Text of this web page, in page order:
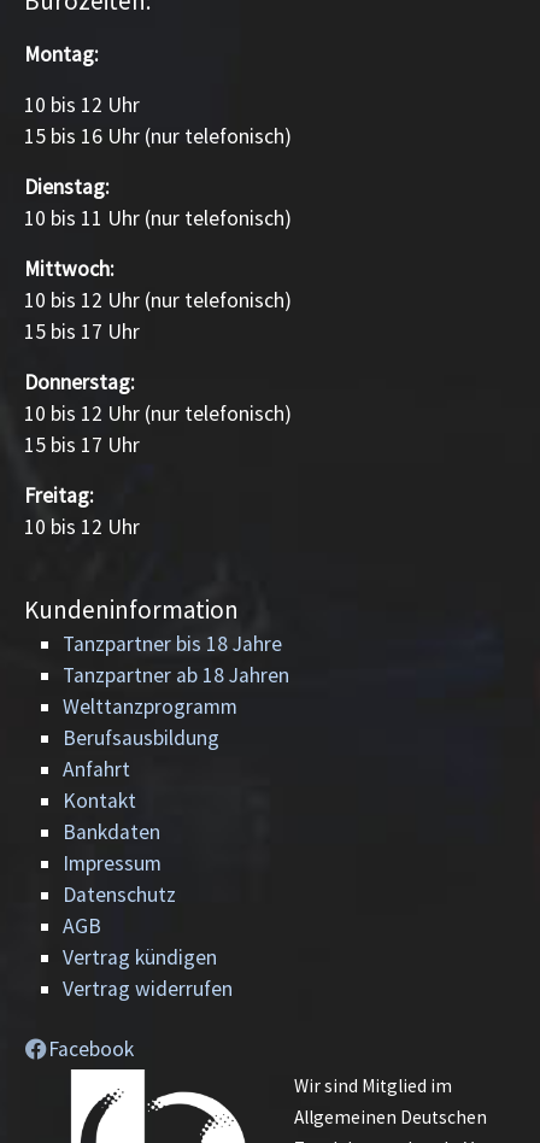
Montag:
10 bis 12 Uhr
15 bis 16 Uhr (nur telefonisch)
Dienstag:
10 bis 11 Uhr (nur telefonisch)
Mittwoch:
10 bis 12 Uhr (nur telefonisch)
15 bis 17 Uhr
Donnerstag:
10 bis 12 Uhr (nur telefonisch)
15 bis 17 Uhr
Freitag:
10 bis 12 Uhr
Kundeninformation
Tanzpartner bis 18 Jahre
Tanzpartner ab 18 Jahren
Welttanzprogramm
Berufsausbildung
Anfahrt
Kontakt
Bankdaten
Impressum
Datenschutz
AGB
Vertrag kündigen
Vertrag widerrufen
Facebook
Wir sind Mitglied im
Allgemeinen Deutschen